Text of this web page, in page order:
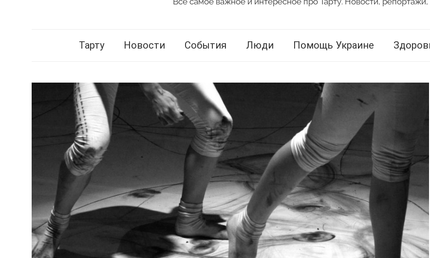
TartuТарту Новости События Люди Помощь Украине